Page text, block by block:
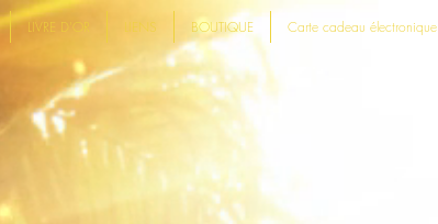
LIVRE D'OR LIENS BOUTIQUE Carte cadeau électronique